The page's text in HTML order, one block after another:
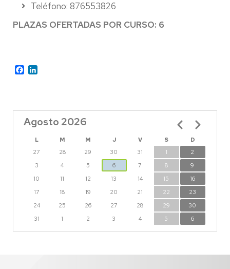
Teléfono: 876553826
PLAZAS OFERTADAS POR CURSO: 6
Facebook
Agosto 2026
L M M J V S
D
27
28 29 30 31 1
2
3
4 5 6 7 8
9
10
11 12 13 14 15
16
17
18 19 20 21 22
23
24
25 26 27 28 29
30
31
1 2 3 4 5 6
Paginación